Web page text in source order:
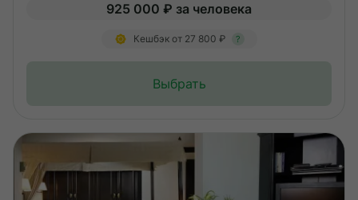
925 000 ₽ за человека
Кешбэк от 27 800 ₽ ?
Выбрать